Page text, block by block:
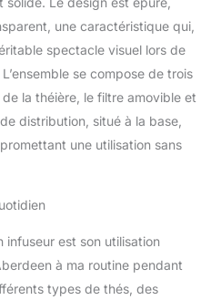
veuillez visiter le site du
fabricant à
www.grosche.ca/eau de
sécurité Les produits
internationaux ont des
délais séparés, ils
peuvent être causés par
les produits locaux, y
langue du produit, les
instructions.
une caractéristique qui,
spectacle visuel lors de
se compose de trois
la théière, le filtre amovible et
distribution, situé à la base,
une utilisation sans
infuseur est son utilisation
à ma routine pendant
types de thés, des